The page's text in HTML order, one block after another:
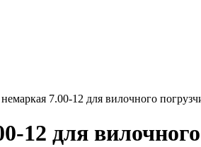
7.00-12 для вилочного
12 для